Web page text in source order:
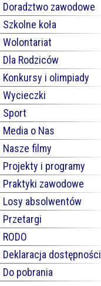
Doradztwo zawodowe
Szkolne koła
Wolontariat
Dla Rodziców
Konkursy i olimpiady
Wycieczki
Sport
Media o Nas
Nasze filmy
Projekty i programy
Praktyki zawodowe
Losy absolwentów
Przetargi
RODO
Deklaracja dostępności
Do pobrania